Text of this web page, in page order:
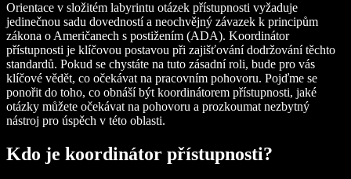
Orientace v složitém labyrintu otázek přístupnosti vyžaduje
jedinečnou sadu dovedností a neochvějný závazek k principům
zákona o Američanech s postižením (ADA). Koordinátor
přístupnosti je klíčovou postavou při zajišťování dodržování těchto
standardů. Pokud se chystáte na tuto zásadní roli, bude pro vás
klíčové vědět, co očekávat na pracovním pohovoru. Pojďme se
ponořit do toho, co obnáší být koordinátorem přístupnosti, jaké
otázky můžete očekávat na pohovoru a prozkoumat nezbytný
nástroj pro úspěch v této oblasti.
Kdo je koordinátor přístupnosti?